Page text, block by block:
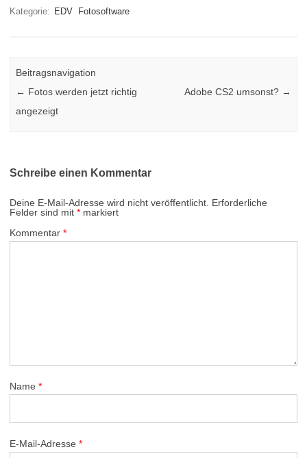
Kategorie: EDV Fotosoftware
Beitragsnavigation
← Fotos werden jetzt richtig
angezeigt
Adobe CS2 umsonst? →
Schreibe einen Kommentar
Deine E-Mail-Adresse wird nicht veröffentlicht. Erforderliche
Felder sind mit * markiert
Kommentar *
Name *
E-Mail-Adresse *